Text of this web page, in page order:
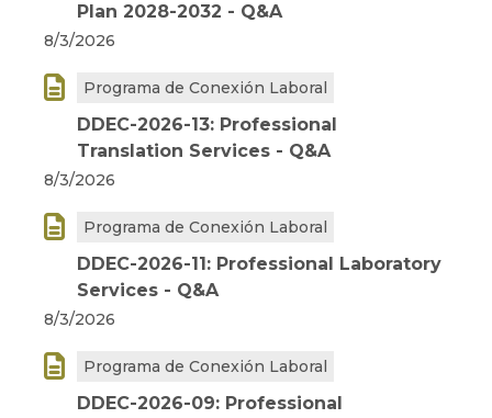
Plan 2028-2032 - Q&A
8/3/2026
 Programa de Conexión Laboral
DDEC-2026-13: Professional
Translation Services - Q&A
8/3/2026
 Programa de Conexión Laboral
DDEC-2026-11: Professional Laboratory
Services - Q&A
8/3/2026
 Programa de Conexión Laboral
DDEC-2026-09: Professional